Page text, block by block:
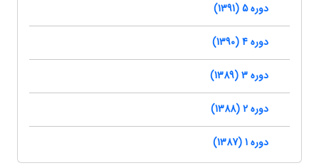
دوره 5 (1391)
دوره 4 (1390)
دوره 3 (1389)
دوره 2 (1388)
دوره 1 (1387)